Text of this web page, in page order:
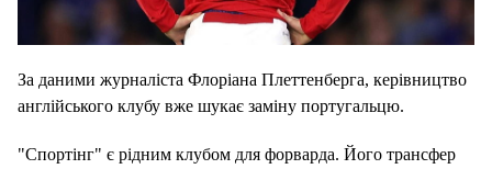
За даними журналіста Флоріана Плеттенберга, керівництво
англійського клубу вже шукає заміну португальцю.
"Спортінг" є рідним клубом для форварда. Його трансфер